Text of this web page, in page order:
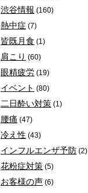
渋谷情報 (160)
熱中症 (7)
皆既月食 (1)
肩こり (60)
眼精疲労 (19)
イベント (80)
二日酔い対策 (1)
腰痛 (47)
冷え性 (43)
インフルエンザ予防 (2)
花粉症対策 (5)
お客様の声 (6)